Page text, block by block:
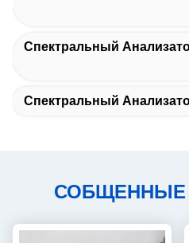
Спектральный
Спектральный
СОБЩЕННЫЕ